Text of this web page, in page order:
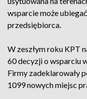
wsparcie może
przedsiębiorca.
W zeszłym roku KPT
60 decyzji o wsparciu
Firmy zadeklarowały
1099 nowych miejsc